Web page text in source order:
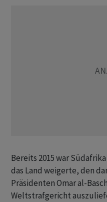
Bereits 2015 war
das Land weigerte, den
Präsidenten Omar al-
Weltstrafgericht